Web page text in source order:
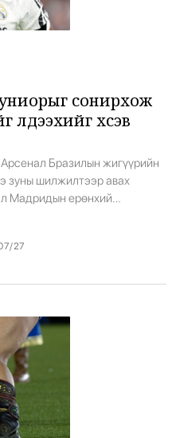
сонирхож
үлдээхийг хүсэв
Бразилын жигүүрийн
зуны шилжилтээр авах
Мадридын ерөнхий
мэдээлснээр
түүнийг авах боломжийг
27